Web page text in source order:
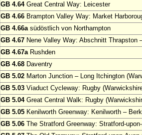
GB 4.64Great Central Way: Leicester
GB 4.66 Brampton Valley Way: Market
GB 4.66asüdöstlich von Northampton
GB 4.67 Nene Valley Way: Abschnitt Thrapston
GB 4.67aRushden
GB 4.68 Daventry
GB 5.02 Marton Junction – Long Itchington
GB 5.03 Viaduct Cycleway: Rugby
GB 5.04Great Central Walk: Rugby
GB 5.05 Kenilworth Greenway: Kenilworth –
GB 5.06 The Stratford Greenway: Stratford-